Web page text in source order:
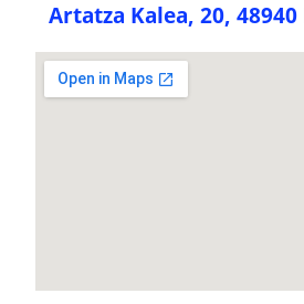
Artatza Kalea, 20,